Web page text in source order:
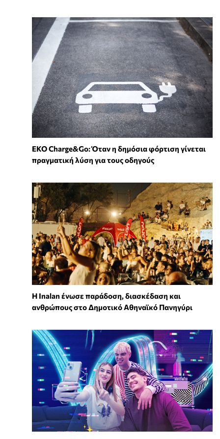
EKO Charge&Go: Όταν η δημόσια φόρτιση γίνεται
πραγματική λύση για τους οδηγούς
Η Inalan ένωσε παράδοση, διασκέδαση και
ανθρώπους στο Δημοτικό Αθηναϊκό Πανηγύρι